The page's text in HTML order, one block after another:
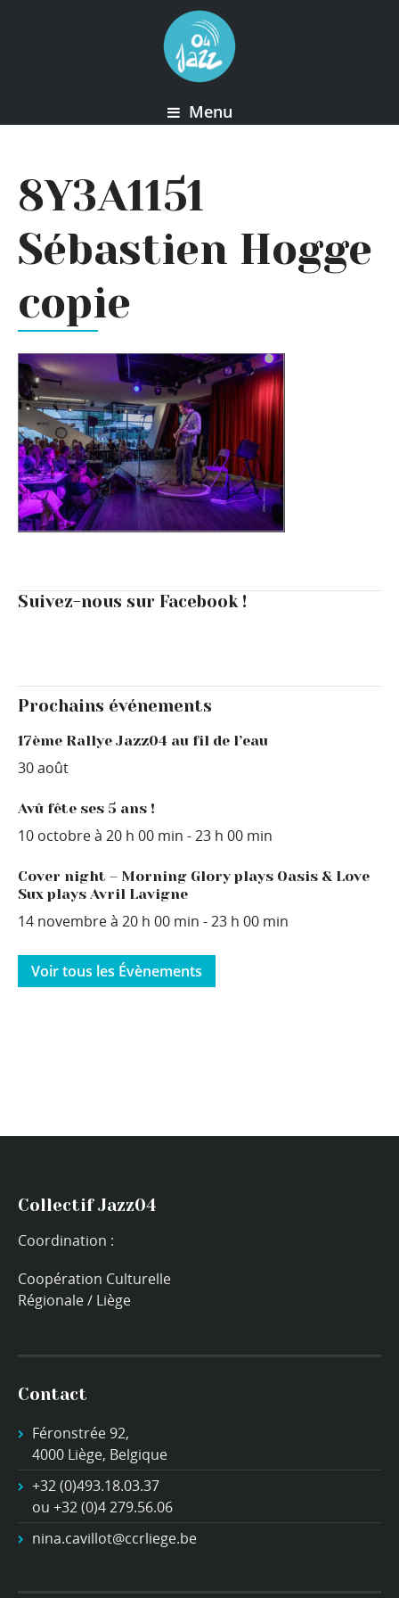
Menu
8Y3A1151
Sébastien Hogge
copie
Suivez-nous sur Facebook !
Prochains événements
17ème Rallye Jazz04 au fil de l’eau
30 août
Avû fête ses 5 ans !
10 octobre à 20 h 00 min -23 h 00 min
Cover night – Morning Glory plays Oasis & Love
Sux plays Avril Lavigne
14 novembre à 20 h 00 min -23 h 00 min
Voir tous les Évènements
Collectif Jazz04
Coordination :
Coopération Culturelle
Régionale / Liège
Contact
Féronstrée 92,
4000 Liège, Belgique
+32 (0)493.18.03.37
ou +32 (0)4 279.56.06
nina.cavillot@ccrliege.be